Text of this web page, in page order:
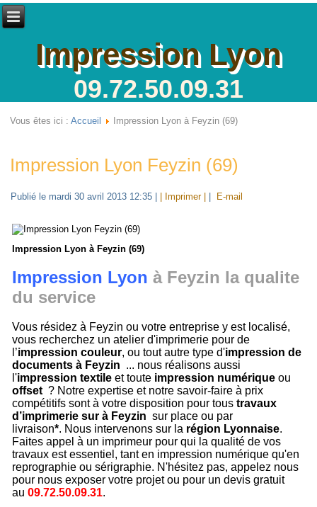
Impression Lyon
09.72.50.09.31
Vous êtes ici :Accueil Impression Lyon à Feyzin (69)
Impression Lyon Feyzin (69)
Publié le mardi 30 avril 2013 12:35 | Imprimer | E-mail
Impression Lyon à Feyzin (69)
Impression Lyon à Feyzin la qualite
du service
Vous résidez à Feyzin ou votre entreprise y est localisé,
vous recherchez un atelier d'imprimerie pour de
l’impression couleur, ou tout autre type d'impression de
documents à Feyzin ... nous réalisons aussi
l'impression textileet toute impression numériqueou
offset ? Notre expertise et notre savoir-faire à prix
compétitifs sont à votre disposition pour toustravaux
d’imprimerie sur à Feyzin sur place ou par
livraison*. Nous intervenons sur la région Lyonnaise.
Faites appel à un imprimeur pour qui la qualité de vos
travaux est essentiel, tant en impression numérique qu'en
reprographie ou sérigraphie. N'hésitez pas, appelez nous
pour nous exposer votre projet ou pour un devis gratuit
au09.72.50.09.31.